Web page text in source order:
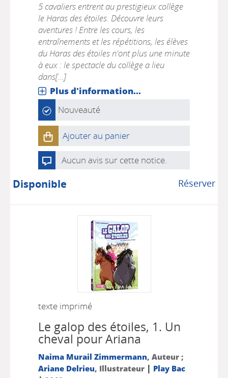
5 cavaliers entrent au prestigieux collège
le Haras des étoiles. Découvre leurs
aventures ! Entre les cours, les
entraînements et les répétitions, les élèves
du Haras des étoiles n'ont plus une minute
à eux : le spectacle du collège a lieu
dans[...]
Plus d'information...
Nouveauté
Ajouter au panier
Aucun avis sur cette notice.
Réserver
Disponible
texte imprimé
Le galop des étoiles, 1. Un
cheval pour Ariana
Naima Murail Zimmermann, Auteur ;
Ariane Delrieu, Illustrateur | Play Bac